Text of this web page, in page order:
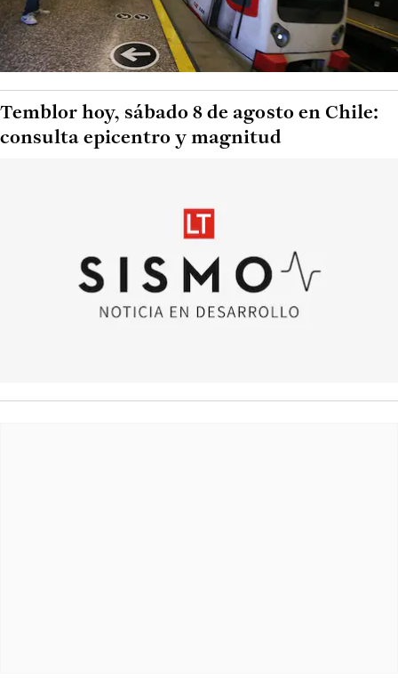
Temblor hoy, sábado 8 de agosto en Chile:
consulta epicentro y magnitud